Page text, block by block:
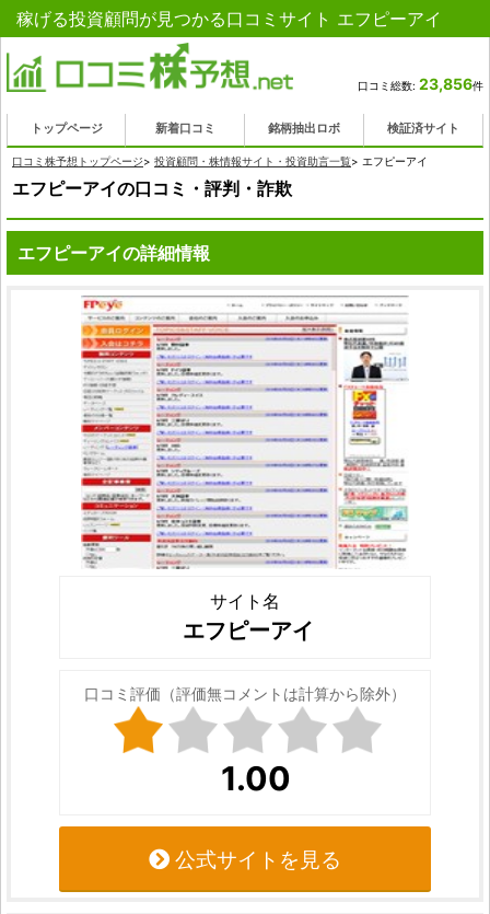
稼げる投資顧問が見つかる口コミサイト エフピーアイ
口コミ総数: 23,856件
トップページ 新着口コミ 銘柄抽出ロボ 検証済サイト
口コミ株予想トップページ> 投資顧問・株情報サイト・投資助言一覧> エフピーアイ
エフピーアイの口コミ・評判・詐欺
エフピーアイの詳細情報
サイト名
エフピーアイ
口コミ評価（評価無コメントは計算から除外）
1.00
公式サイトを見る